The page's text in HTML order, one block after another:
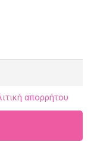
απορρήτου